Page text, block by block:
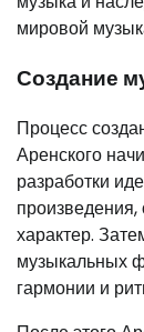
мировой
Создание
Процесс
Аренского
разработки
характер.
музыкальных
гармонии и